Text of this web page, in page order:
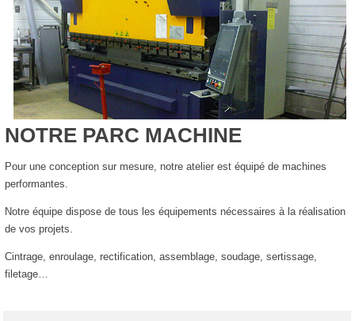
NOTRE PARC MACHINE
Pour une conception sur mesure, notre atelier est équipé de machines
performantes.
Notre équipe dispose de tous les équipements nécessaires à la réalisation
de vos projets.
Cintrage, enroulage, rectification, assemblage, soudage, sertissage,
filetage…